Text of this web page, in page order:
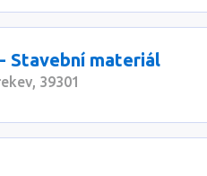
Stavební materiál
39301